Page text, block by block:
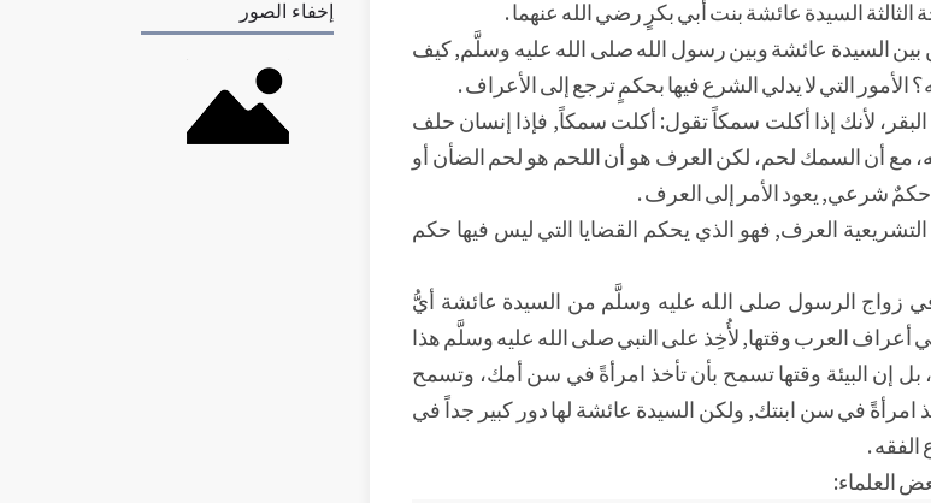
السيدة عائشة بنت أبي بكرٍ رضي الله عنهما .
بين السيدة عائشة وبين رسول الله صلى الله عليه وسلَّم, كيف
التي لا يدلي الشرع فيها بحكمٍ ترجع إلى الأعراف .
لأنك إذا أكلت سمكاً تقول: أكلت سمكاً, فإذا إنسان حلف
مع أن السمك لحم، لكن العرف هو أن اللحم هو لحم الضأن أو
شرعي, يعود الأمر إلى العرف .
العرف, فهو الذي يحكم القضايا التي ليس فيها حكم
زواج الرسول صلى الله عليه وسلَّم من السيدة عائشة أيُّ
أعراف العرب وقتها, لأُخِذ على النبي صلى الله عليه وسلَّم هذا
بل إن البيئة وقتها تسمح بأن تأخذ امرأةً في سن أمك، وتسمح
امرأةً في سن ابنتك, ولكن السيدة عائشة لها دور كبير جداً في
.
العلماء:
إخفاء الصور